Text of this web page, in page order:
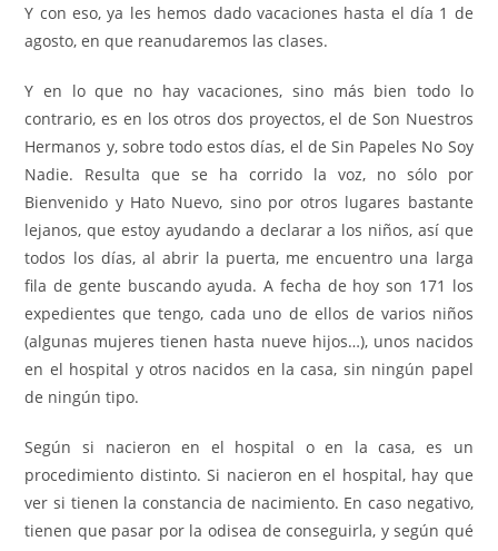
Y con eso, ya les hemos dado vacaciones hasta el día 1 de
agosto, en que reanudaremos las clases.
Y en lo que no hay vacaciones, sino más bien todo lo
contrario, es en los otros dos proyectos, el de Son Nuestros
Hermanos y, sobre todo estos días, el de Sin Papeles No Soy
Nadie. Resulta que se ha corrido la voz, no sólo por
Bienvenido y Hato Nuevo, sino por otros lugares bastante
lejanos, que estoy ayudando a declarar a los niños, así que
todos los días, al abrir la puerta, me encuentro una larga
fila de gente buscando ayuda. A fecha de hoy son 171 los
expedientes que tengo, cada uno de ellos de varios niños
(algunas mujeres tienen hasta nueve hijos…), unos nacidos
en el hospital y otros nacidos en la casa, sin ningún papel
de ningún tipo.
Según si nacieron en el hospital o en la casa, es un
procedimiento distinto. Si nacieron en el hospital, hay que
ver si tienen la constancia de nacimiento. En caso negativo,
tienen que pasar por la odisea de conseguirla, y según qué